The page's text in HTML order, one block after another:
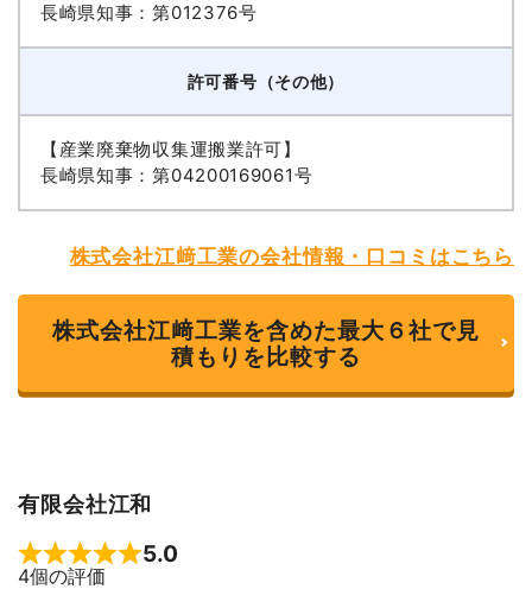
長崎県知事：第012376号
許可番号（その他）
【産業廃棄物収集運搬業許可】
長崎県知事：第04200169061号
株式会社江﨑工業の会社情報・口コミはこちら
株式会社江﨑工業を含めた最大６社で見
積もりを比較する
有限会社江和
Rated 5 out of 5
5.0
4個の評価